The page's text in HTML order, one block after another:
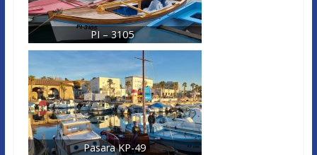
PI – 3105
Pasara KP-49